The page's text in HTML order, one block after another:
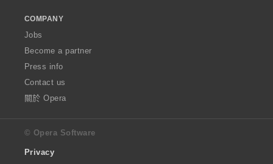
COMPANY
Jobs
Become a partner
Press info
Contact us
關於 Opera
© Opera Software
Privacy